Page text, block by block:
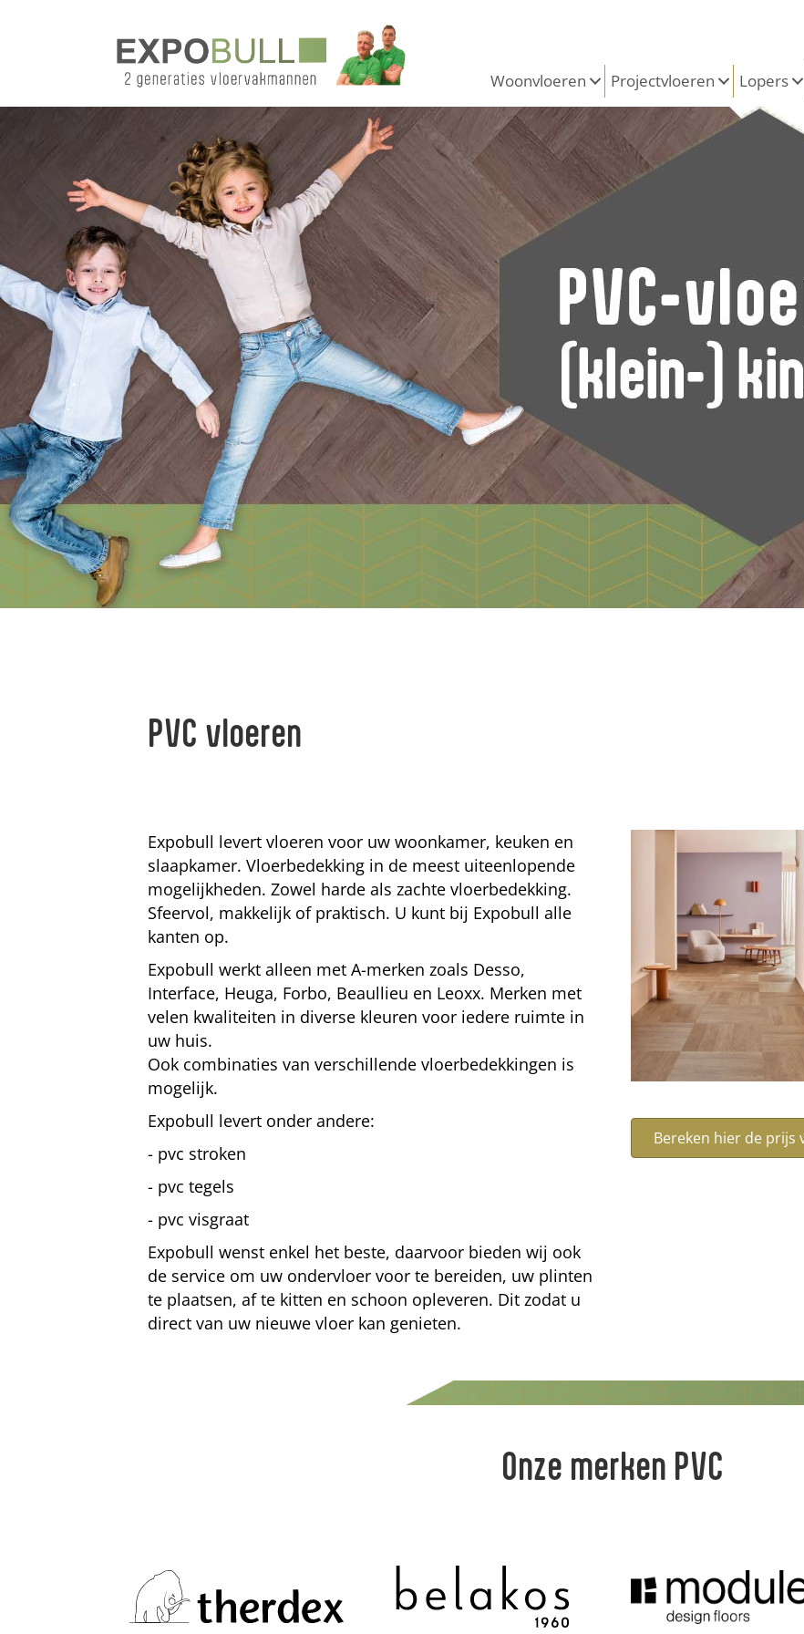
Woonvloeren Projectvloeren Lopers
PVC vloeren
Expobull levert vloeren voor uw woonkamer, keuken en
slaapkamer. Vloerbedekking in de meest uiteenlopende
mogelijkheden. Zowel harde als zachte vloerbedekking.
Sfeervol, makkelijk of praktisch. U kunt bij Expobull alle
kanten op.
Expobull werkt alleen met A-merken zoals Desso,
Interface, Heuga, Forbo, Beaullieu en Leoxx. Merken met
velen kwaliteiten in diverse kleuren voor iedere ruimte in
uw huis.
Ook combinaties van verschillende vloerbedekkingen is
mogelijk.
Expobull levert onder andere:
- pvc stroken
- pvc tegels
- pvc visgraat
Expobull wenst enkel het beste, daarvoor bieden wij ook
de service om uw ondervloer voor te bereiden, uw plinten
te plaatsen, af te kitten en schoon opleveren. Dit zodat u
direct van uw nieuwe vloer kan genieten.
Bereken hier de prijs
Onze merken PVC